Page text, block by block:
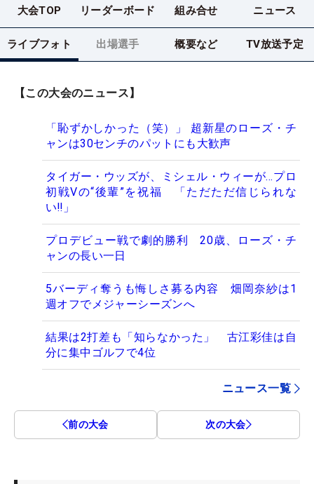
大会TOP リーダーボード 組み合せ ニュース
ライブフォト 出場選手 概要など TV放送予定
【この大会のニュース】
「恥ずかしかった（笑）」 超新星のローズ・チ
ャンは30センチのパットにも大歓声
タイガー・ウッズが、ミシェル・ウィーが…プロ
初戦Vの“後輩”を祝福 「ただただ信じられな
い‼」
プロデビュー戦で劇的勝利 20歳、ローズ・チ
ャンの長い一日
5バーディ奪うも悔しさ募る内容 畑岡奈紗は1
週オフでメジャーシーズンへ
結果は2打差も「知らなかった」 古江彩佳は自
分に集中ゴルフで4位
ニュース一覧
前の大会 次の大会